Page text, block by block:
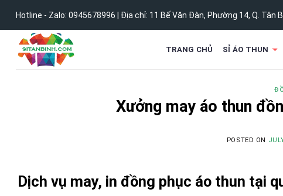
content
Hotline - Zalo: 0945678996 | Địa chỉ: 11 Bế Văn Đàn, Phường 14, Q. Tân
TRANG CHỦ SỈ ÁO THUN
Xưởng may áo thun
POSTED ON
Dịch vụ may, in đồng phục áo thun tại